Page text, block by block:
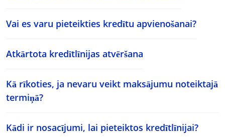
Vai es varu pieteikties kredītu apvienošanai?
Atkārtota kredītlīnijas atvēršana
Kā rīkoties, ja nevaru veikt maksājumu noteiktajā
termiņā?
Kādi ir nosacījumi, lai pieteiktos kredītlīnijai?